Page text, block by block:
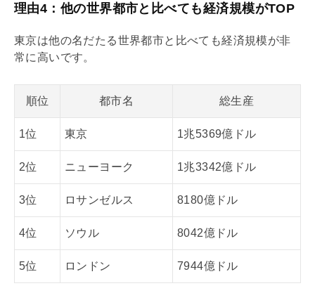
理由4：他の世界都市と比べても経済規模がTOP
東京は他の名だたる世界都市と比べても経済規模が非
常に高いです。
順位 都市名 総生産
1位 東京 1兆5369億ドル
2位 ニューヨーク 1兆3342億ドル
3位 ロサンゼルス 8180億ドル
4位 ソウル 8042億ドル
5位 ロンドン 7944億ドル